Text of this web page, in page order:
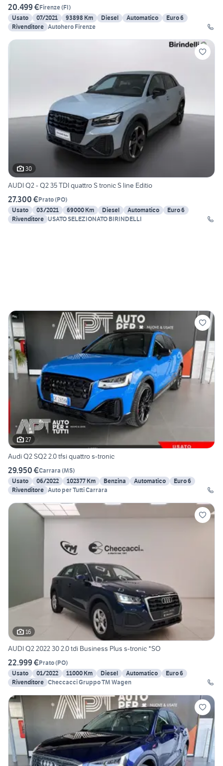
20.499 €Firenze(FI)
Usato
07/2021 93898 Km Diesel Automatico
Euro 6
Rivenditore Autohero Firenze
30
AUDI Q2 - Q2 35 TDI quattro S tronic S line Editio
27.300 €Prato(PO)
Usato
03/2021 69000 Km Diesel Automatico
Euro 6
Rivenditore USATO SELEZIONATO BIRINDELLI
27
Audi Q2 SQ2 2.0 tfsi quattro s-tronic
29.950 €Carrara (MS)
Usato
06/2022 102377 Km Benzina Automatico
Euro 6
Rivenditore Auto per Tutti Carrara
16
AUDI Q2 2022 30 2.0 tdi Business Plus s-tronic *SO
22.999 €Prato(PO)
Usato
01/2022 11000 Km Diesel Automatico
Euro 6
Rivenditore Checcacci Gruppo TM Wagen